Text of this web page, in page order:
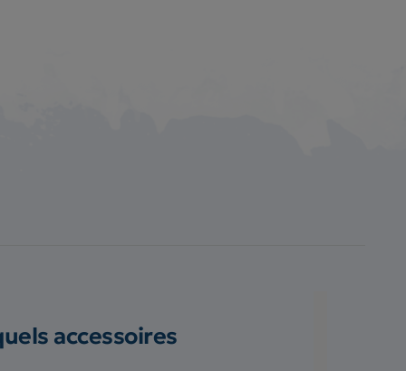
accessoires